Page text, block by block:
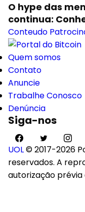
O hype das
continua:
Conteudo
Quem somos
Contato
Anuncie
Trabalhe Conosco
Denúncia
Siga-nos
UOL© 2017-2026
reservados. A
autorização prévia